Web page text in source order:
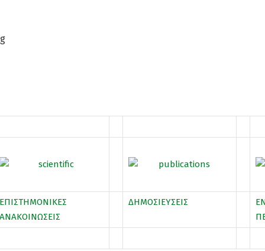
ΕΠΙΣΤΗΜΟΝΙΚΕΣ
ΑΝΑΚΟΙΝΩΣΕΙΣ
ΔΗΜΟΣΙΕΥΣΕΙΣ